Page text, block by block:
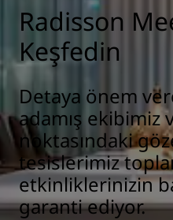
Radisson
Keşfedin
Detaya önem
adamış ekibimiz
noktasındaki
tesislerimiz
etkinliklerinizin
garanti ediyor.